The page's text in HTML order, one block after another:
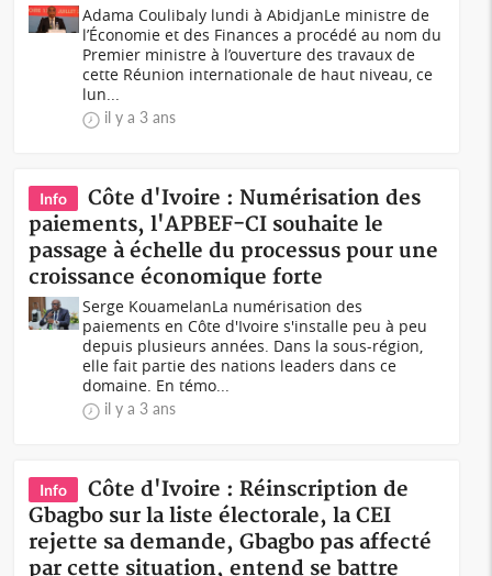
Adama Coulibaly lundi à AbidjanLe ministre de
l’Économie et des Finances a procédé au nom du
Premier ministre à l’ouverture des travaux de
cette Réunion internationale de haut niveau, ce
lun...
il y a 3 ans
Info
Côte d'Ivoire : Numérisation des
paiements, l'APBEF-CI souhaite le
passage à échelle du processus pour une
croissance économique forte
Serge KouamelanLa numérisation des
paiements en Côte d'Ivoire s'installe peu à peu
depuis plusieurs années. Dans la sous-région,
elle fait partie des nations leaders dans ce
domaine. En témo...
il y a 3 ans
Info
Côte d'Ivoire : Réinscription de
Gbagbo sur la liste électorale, la CEI
rejette sa demande, Gbagbo pas affecté
par cette situation, entend se battre